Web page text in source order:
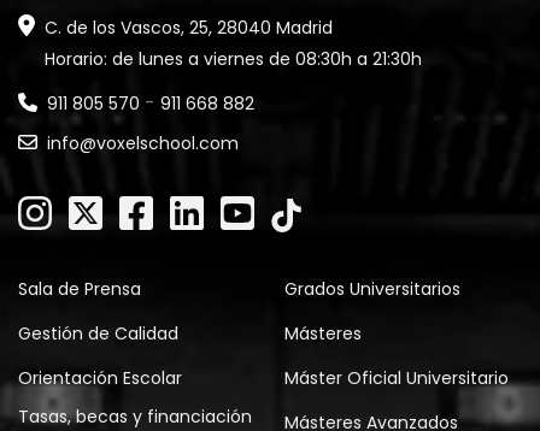
C. de los Vascos, 25, 28040 Madrid
Horario: de lunes a viernes de 08:30h a 21:30h
911 805 570 - 911 668 882
info@voxelschool.com
Sala de Prensa
Gestión de Calidad
Orientación Escolar
Tasas, becas y financiación
Grados Universitarios
Másteres
Máster Oficial Universitario
Másteres Avanzados